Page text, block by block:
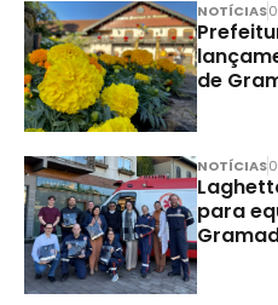
NOTÍCIAS
de
NOTÍCIAS
para